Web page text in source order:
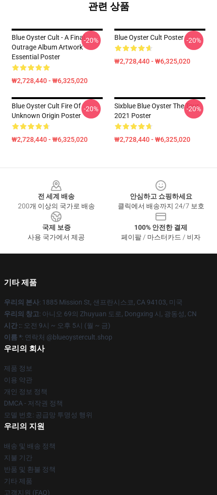
관련 상품
Blue Oyster Cult - A Final
Outrage Album Artwork
Essential Poster
₩2,728,440 - ₩6,325,020
-20% Blue Oyster Cult Poster
₩2,728,440 - ₩6,325,020
-20%
Blue Oyster Cult Fire Of
Unknown Origin Poster
₩2,728,440 - ₩6,325,020
-20%
Sixblue Blue Oyster The Tour
2021 Poster
₩2,728,440 - ₩6,325,020
-20%
전 세계 배송
200개 이상의 국가로 배송
안심하고 쇼핑하세요
클릭에서 배송까지 24/7 보호
국제 보증
사용 국가에서 제공
100% 안전한 결제
페이팔 / 마스터카드 / 비자
기타 제품
우리의 본사: 1885 Mission St, 샌프란시스코, CA 94103, 미국
우리의 창고: 아니오 69의 Zhuyuan 도로, Dongxing 시, 광동성, CN
시간 :: 오전 9시 ~ 오후 5시 (월 ~ 금)
이름 *: 연락처 @blueoystercult.shop
우리의 회사
제품 정보
이용 약관
개인 정보 정책
DMCA - 저작권 정책
모델 번호: 공급망 투명성 행위
우리의 지원
배송 및 배송 정책
지불 기간
반품 및 환불 정책
기타 제품
고객지원 (FAQ)